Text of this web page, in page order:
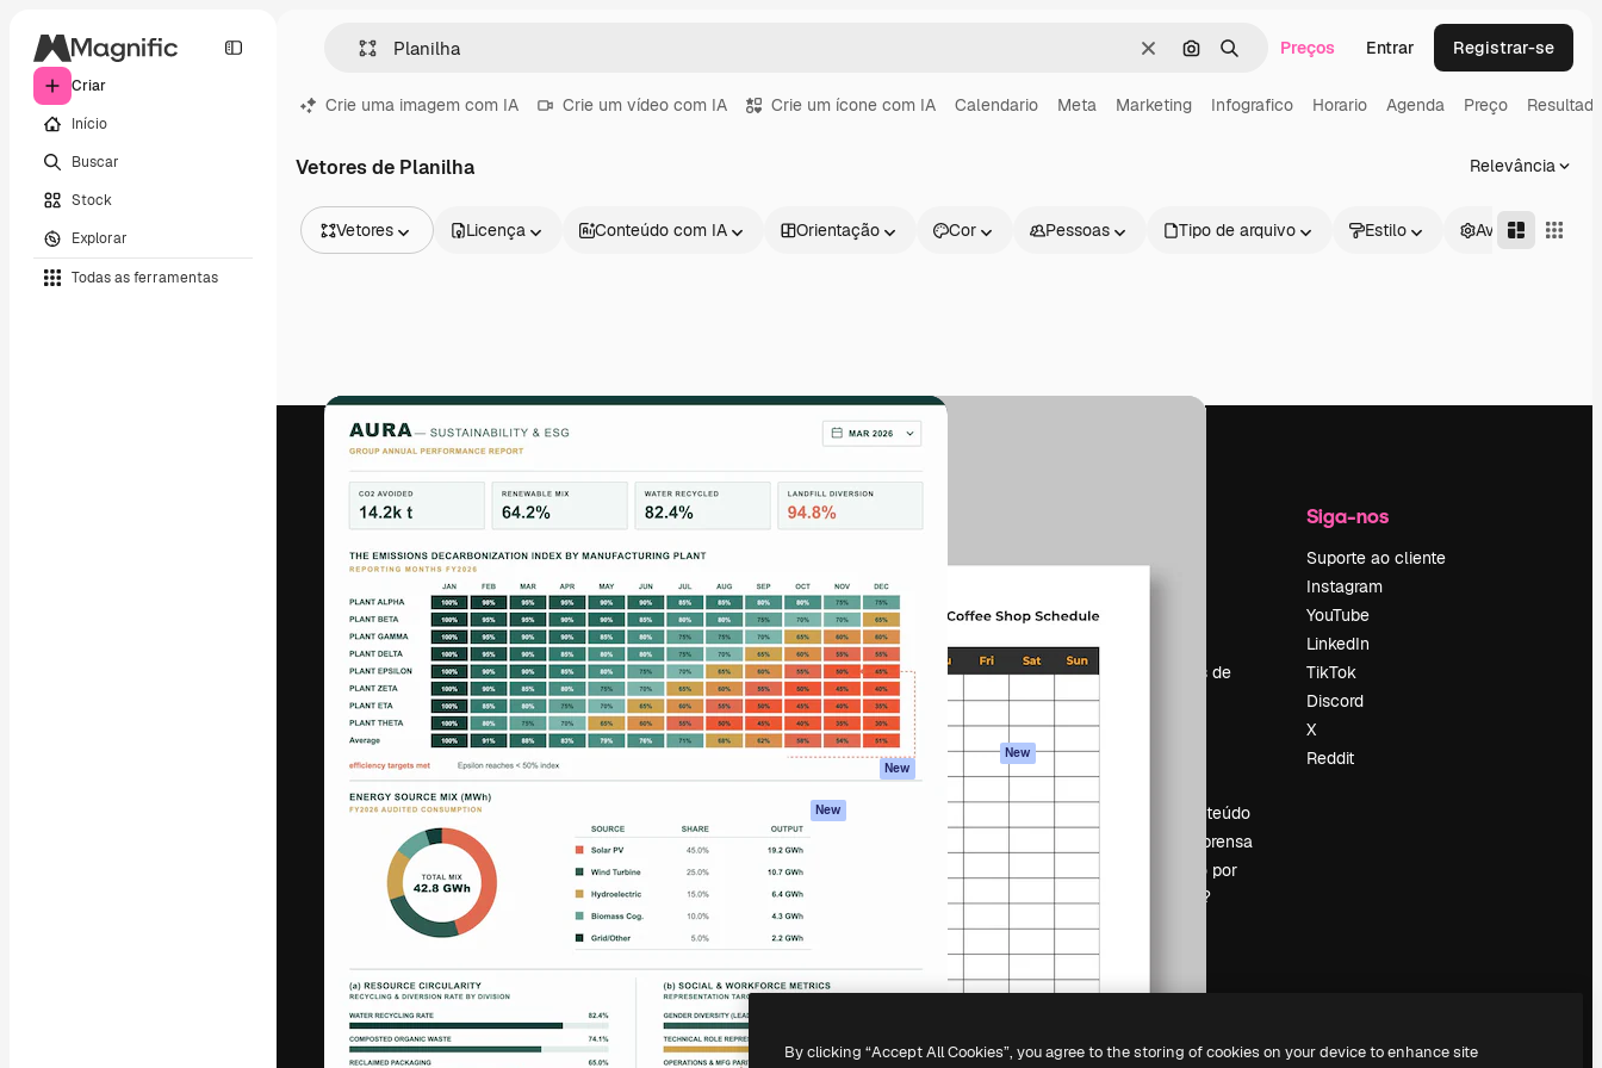
Criar
Início
Buscar
Stock
Explorar
Todas as ferramentas
LimparPesquisar por imagem
BuscarPreços Entrar Registrar-se
Crie uma imagem com IA Crie um vídeo com IA Crie um ícone com IA Calendario Meta Marketing Infografico Horario Agenda Preço
Vetores de Planilha Relevância
Vetores
Vídeos
Clipes de vídeo
Animações
Modelos de vídeos
Ícones
Modelos 3D
Fontes
Licença Conteúdo com IA Orientação Cor Pessoas Tipo de arquivo Estilo Avançado
A plataforma criativa para você direcionar
seu melhor trabalho. Mais de 1 milhão de
assinantes entre criativos, empresas,
agências e estúdios.
Português
Produtos
Assistente de IA
Gerador de
imagens
Gerador de vídeos
Texto para voz
Conteúdo de stock
MCP para
Claude/ChatGPT
New
New
API
App móvel
Todas as
ferramentas
Atendimento
Termos e
condições
Política de
privacidade
Originais New
Política de cookies
Central de
Sobre nós
Tendências de
Vender conteúdo
Sala de imprensa
Procurando por
magnific.ai?
Siga-nos
Suporte ao cliente
Instagram
YouTube
LinkedIn
TikTok
Discord
X
Reddit
Copyright © 2010- Freepik Company S.L.U.Todos os direitos reservados.
By clicking “Accept All Cookies”, you agree to the storing of cookies on your device to enhance site